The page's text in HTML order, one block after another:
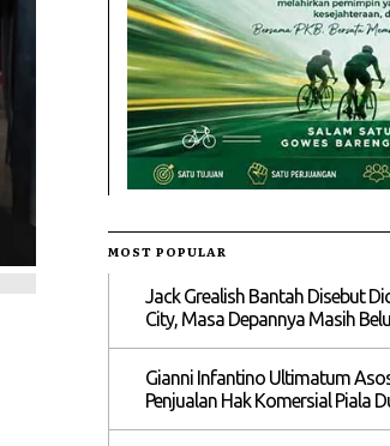
MOST POPULAR
Jack Grealish Bantah Disebut
City, Masa Depannya Masih
Gianni Infantino Ultimatum
Penjualan Hak Komersial Piala